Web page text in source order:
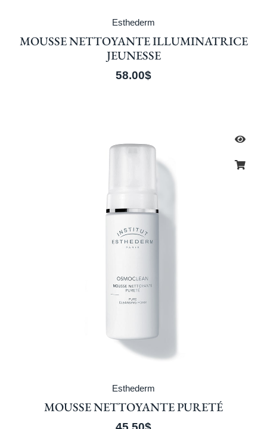
Esthederm
MOUSSE NETTOYANTE ILLUMINATRICE
JEUNESSE
58.00$
Esthederm
MOUSSE NETTOYANTE PURETÉ